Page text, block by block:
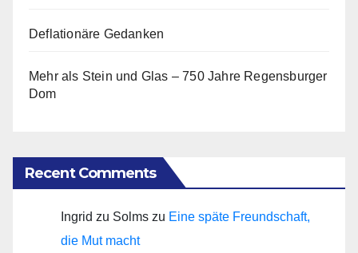
Deflationäre Gedanken
Mehr als Stein und Glas – 750 Jahre Regensburger
Dom
Recent Comments
Ingrid zu Solms zu Eine späte Freundschaft,
die Mut macht